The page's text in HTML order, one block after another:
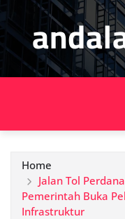
Home
Jalan Tol
Pemerintah Buka
Infrastruktur